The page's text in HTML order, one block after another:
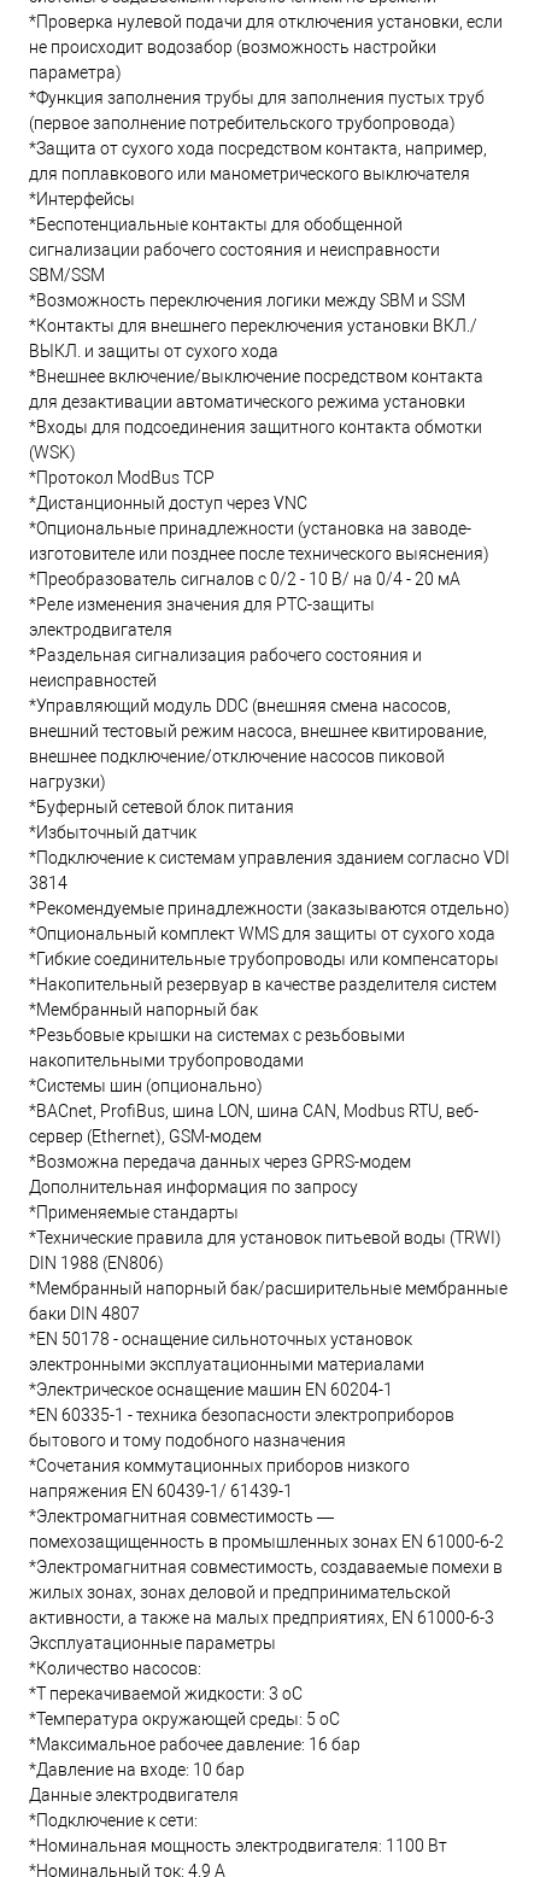
*Проверка нулевой подачи для отключения установки, если
не происходит водозабор (возможность настройки
параметра)
*Функция заполнения трубы для заполнения пустых труб
(первое заполнение потребительского трубопровода)
*Защита от сухого хода посредством контакта, например,
для поплавкового или манометрического выключателя
*Интерфейсы
*Беспотенциальные контакты для обобщенной
сигнализации рабочего состояния и неисправности
SBM/SSM
*Возможность переключения логики между SBM и SSM
*Контакты для внешнего переключения установки ВКЛ./
ВЫКЛ. и защиты от сухого хода
*Внешнее включение/выключение посредством контакта
для дезактивации автоматического режима установки
*Входы для подсоединения защитного контакта обмотки
(WSK)
*Протокол ModBus TCP
*Дистанционный доступ через VNC
*Опциональные принадлежности (установка на заводе-
изготовителе или позднее после технического выяснения)
*Преобразователь сигналов с 0/2 - 10 В/ на 0/4 - 20 мА
*Реле изменения значения для PTC-защиты
электродвигателя
*Раздельная сигнализация рабочего состояния и
неисправностей
*Управляющий модуль DDC (внешняя смена насосов,
внешний тестовый режим насоса, внешнее квитирование,
внешнее подключение/отключение насосов пиковой
нагрузки)
*Буферный сетевой блок питания
*Избыточный датчик
*Подключение к системам управления зданием согласно VDI
3814
*Рекомендуемые принадлежности (заказываются отдельно)
*Опциональный комплект WMS для защиты от сухого хода
*Гибкие соединительные трубопроводы или компенсаторы
*Накопительный резервуар в качестве разделителя систем
*Мембранный напорный бак
*Резьбовые крышки на системах с резьбовыми
накопительными трубопроводами
*Системы шин (опционально)
*BACnet, ProfiBus, шина LON, шина CAN, Modbus RTU, веб-
сервер (Ethernet), GSM-модем
*Возможна передача данных через GPRS-модем
Дополнительная информация по запросу
*Применяемые стандарты
*Технические правила для установок питьевой воды (TRWI)
DIN 1988 (EN806)
*Мембранный напорный бак/расширительные мембранные
баки DIN 4807
*EN 50178 - оснащение сильноточных установок
электронными эксплуатационными материалами
*Электрическое оснащение машин EN 60204-1
*EN 60335-1 - техника безопасности электроприборов
бытового и тому подобного назначения
*Сочетания коммутационных приборов низкого
напряжения EN 60439-1/ 61439-1
*Электромагнитная совместимость —
помехозащищенность в промышленных зонах EN 61000-6-2
*Электромагнитная совместимость, создаваемые помехи в
жилых зонах, зонах деловой и предпринимательской
активности, а также на малых предприятиях, EN 61000-6-3
Эксплуатационные параметры
*Количество насосов:
*T перекачиваемой жидкости: 3 oC
*Температура окружающей среды: 5 oC
*Максимальное рабочее давление: 16 бар
*Давление на входе: 10 бар
Данные электродвигателя
*Подключение к сети:
*Номинальная мощность электродвигателя: 1100 Вт
*Номинальный ток: 4.9 А